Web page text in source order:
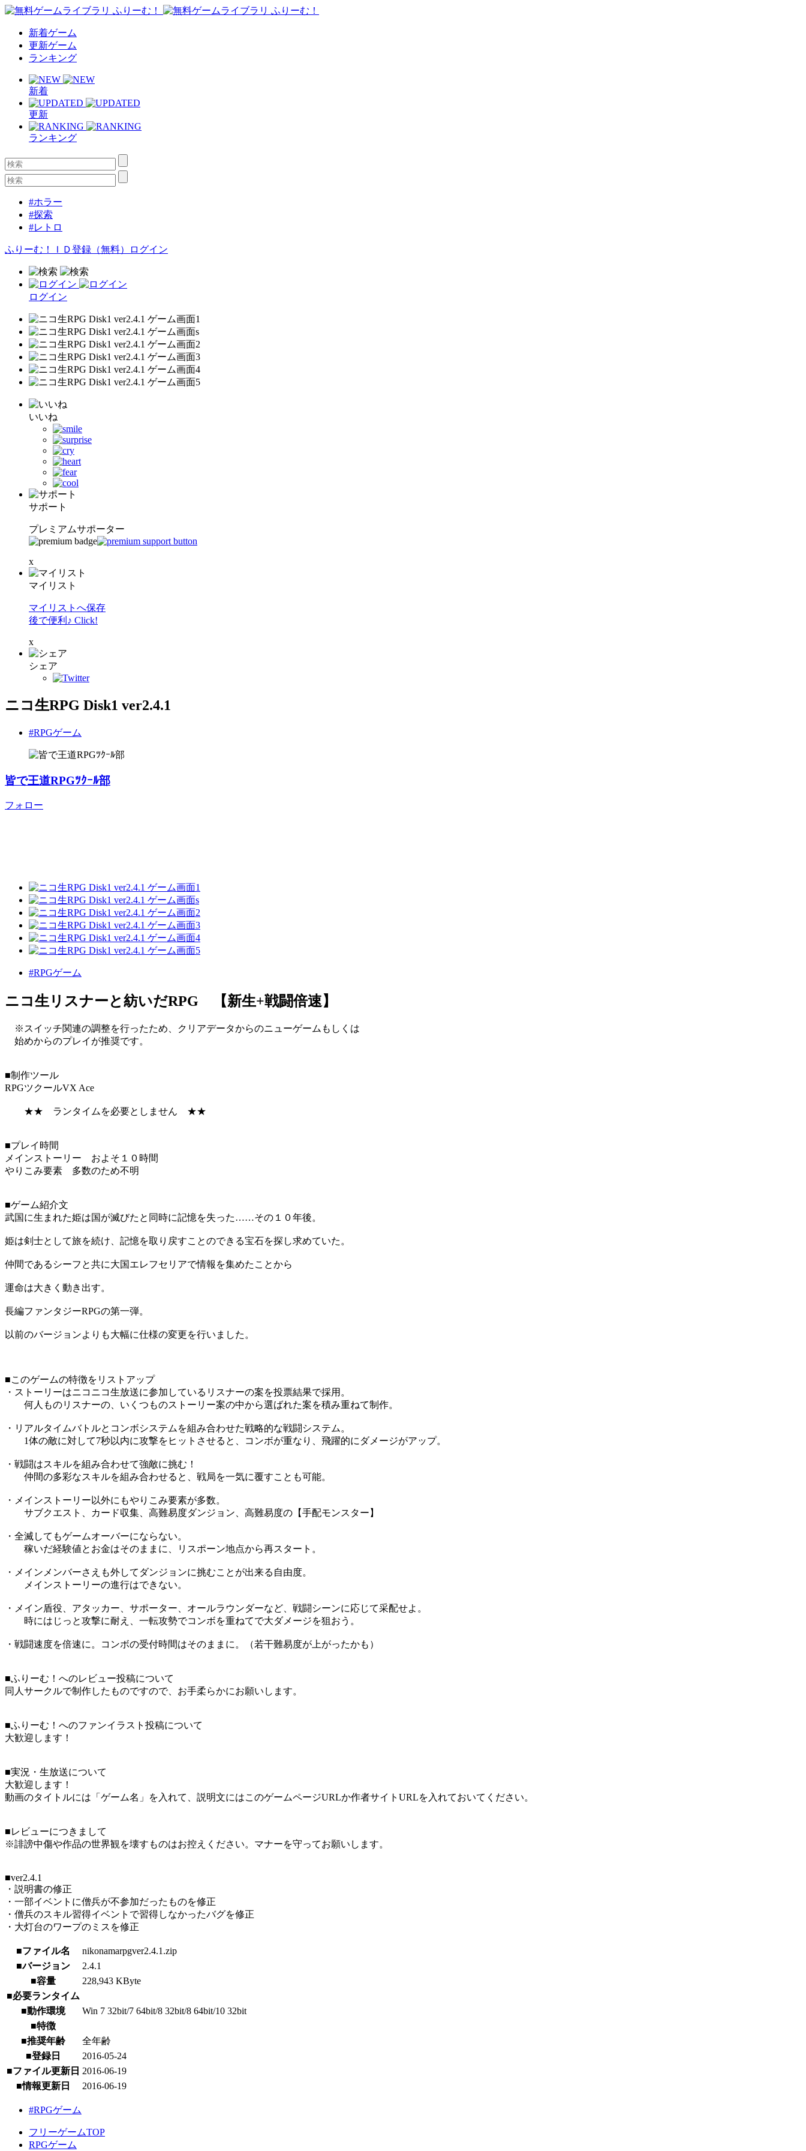
新着ゲーム
更新ゲーム
ランキング
新着
更新
ランキング
#ホラー
#探索
#レトロ
ふりーむ！ＩＤ登録（無料） ログイン
ログイン
いいね
サポート
プレミアムサポーター
x
マイリスト
マイリストへ保存
後で便利♪ Click!
x
シェア
ニコ生RPG Disk1 ver2.4.1
#RPGゲーム
皆で王道RPGﾂｸｰﾙ部
フォロー
#RPGゲーム
ニコ生リスナーと紡いだRPG 【新生+戦闘倍速】
※スイッチ関連の調整を行ったため、クリアデータからのニューゲームもしくは
始めからのプレイが推奨です。
■制作ツール
RPGツクールVX Ace
★★ ランタイムを必要としません ★★
■プレイ時間
メインストーリー およそ１０時間
やりこみ要素 多数のため不明
■ゲーム紹介文
武国に生まれた姫は国が滅びたと同時に記憶を失った……その１０年後。
姫は剣士として旅を続け、記憶を取り戻すことのできる宝石を探し求めていた。
仲間であるシーフと共に大国エレフセリアで情報を集めたことから
運命は大きく動き出す。
長編ファンタジーRPGの第一弾。
以前のバージョンよりも大幅に仕様の変更を行いました。
■このゲームの特徴をリストアップ
・ストーリーはニコニコ生放送に参加しているリスナーの案を投票結果で採用。
何人ものリスナーの、いくつものストーリー案の中から選ばれた案を積み重ねて制作。
・リアルタイムバトルとコンボシステムを組み合わせた戦略的な戦闘システム。
1体の敵に対して7秒以内に攻撃をヒットさせると、コンボが重なり、飛躍的にダメージがアップ。
・戦闘はスキルを組み合わせて強敵に挑む！
仲間の多彩なスキルを組み合わせると、戦局を一気に覆すことも可能。
・メインストーリー以外にもやりこみ要素が多数。
サブクエスト、カード収集、高難易度ダンジョン、高難易度の【手配モンスター】
・全滅してもゲームオーバーにならない。
稼いだ経験値とお金はそのままに、リスポーン地点から再スタート。
・メインメンバーさえも外してダンジョンに挑むことが出来る自由度。
メインストーリーの進行はできない。
・メイン盾役、アタッカー、サポーター、オールラウンダーなど、戦闘シーンに応じて采配せよ。
時にはじっと攻撃に耐え、一転攻勢でコンボを重ねてで大ダメージを狙おう。
・戦闘速度を倍速に。コンボの受付時間はそのままに。（若干難易度が上がったかも）
■ふりーむ！へのレビュー投稿について
同人サークルで制作したものですので、お手柔らかにお願いします。
■ふりーむ！へのファンイラスト投稿について
大歓迎します！
■実況・生放送について
大歓迎します！
動画のタイトルには「ゲーム名」を入れて、説明文にはこのゲームページURLか作者サイトURLを入れておいてください。
■レビューにつきまして
※誹謗中傷や作品の世界観を壊すものはお控えください。マナーを守ってお願いします。
■ver2.4.1
・説明書の修正
・一部イベントに僧兵が不参加だったものを修正
・僧兵のスキル習得イベントで習得しなかったバグを修正
・大灯台のワープのミスを修正
■ファイル名
nikonamarpgver2.4.1.zip
■バージョン
2.4.1
■容量
228,943 KByte
■必要ランタイム
■動作環境
Win 7 32bit/7 64bit/8 32bit/8 64bit/10 32bit
■特徴
■推奨年齢
全年齢
■登録日
2016-05-24
■ファイル更新日 2016-06-19
■情報更新日
2016-06-19
#RPGゲーム
フリーゲームTOP
RPGゲーム